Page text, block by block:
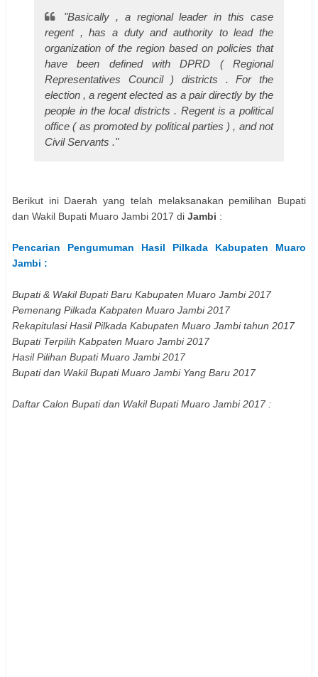
"Basically , a regional leader in this case
regent , has a duty and authority to lead the
organization of the region based on policies that
have been defined with DPRD ( Regional
Representatives Council ) districts . For the
election , a regent elected as a pair directly by the
people in the local districts . Regent is a political
office ( as promoted by political parties ) , and not
Civil Servants ."
Berikut ini Daerah yang telah melaksanakan pemilihan Bupati
dan Wakil Bupati Muaro Jambi 2017 di Jambi :
Pencarian Pengumuman Hasil Pilkada Kabupaten Muaro
Jambi :
Bupati & Wakil Bupati Baru Kabupaten Muaro Jambi2017
Pemenang Pilkada Kabpaten Muaro Jambi2017
Rekapitulasi Hasil Pilkada Kabupaten Muaro Jambitahun 2017
Bupati Terpilih Kabpaten Muaro Jambi2017
Hasil Pilihan BupatiMuaro Jambi2017
Bupati dan Wakil Bupati Muaro JambiYang Baru 2017
Daftar Calon Bupati dan Wakil BupatiMuaro Jambi2017 :